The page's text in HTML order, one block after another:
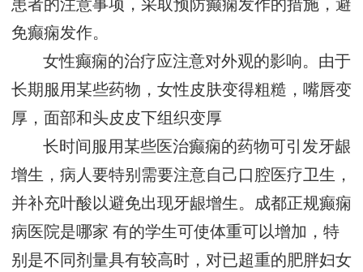
患者的注意事项，采取预防癫痫发作的措施，避
免癫痫发作。
女性癫痫的治疗应注意对外观的影响。由于
长期服用某些药物，女性皮肤变得粗糙，嘴唇变
厚，面部和头皮皮下组织变厚
长时间服用某些医治癫痫的药物可引发牙龈
增生，病人要特别需要注意自己口腔医疗卫生，
并补充叶酸以避免出现牙龈增生。 成都正规癫痫
病医院是哪家 有的学生可使体重可以增加，特
别是不同剂量具有较高时，对已超重的肥胖妇女